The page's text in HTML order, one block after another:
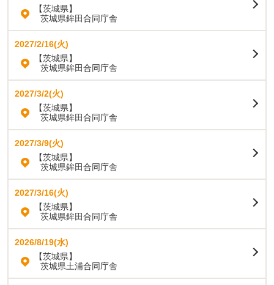
【茨城県】
茨城県鉾田合同庁舎
2027/2/16(火)
【茨城県】
茨城県鉾田合同庁舎
2027/3/2(火)
【茨城県】
茨城県鉾田合同庁舎
2027/3/9(火)
【茨城県】
茨城県鉾田合同庁舎
2027/3/16(火)
【茨城県】
茨城県鉾田合同庁舎
2026/8/19(水)
【茨城県】
茨城県土浦合同庁舎